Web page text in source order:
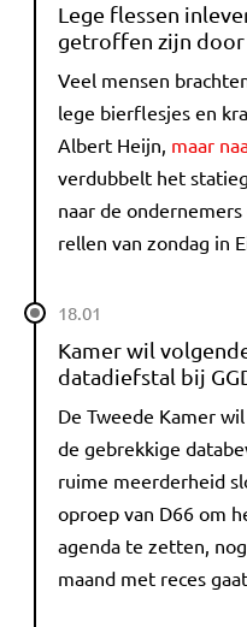
Lege flessen
getroffen zijn
Veel mensen
lege bierflesjes en
Albert Heijn, maar
verdubbelt het
naar de
rellen van zondag in
18.01
Kamer wil
datadiefstal bij
De Tweede Kamer
de gebrekkige
ruime meerderheid
oproep van D66 om
agenda te zetten,
maand met reces